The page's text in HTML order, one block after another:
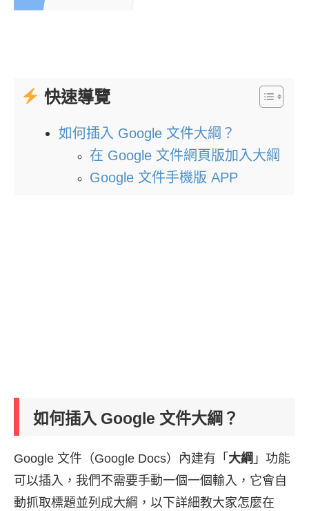
快速導覽
如何插入 Google 文件大綱？
在 Google 文件網頁版加入大綱
Google 文件手機版 APP
如何插入 Google 文件大綱？
Google 文件（Google Docs）內建有「 大綱 」功能
可以插入，我們不需要手動一個一個輸入，它會自
動抓取標題並列成大綱，以下詳細教大家怎麼在